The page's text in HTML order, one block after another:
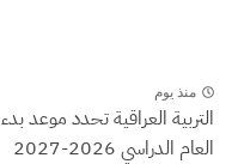
منذ يوم
التربية العراقية تحدد موعد بدء
العام الدراسي 2026-2027